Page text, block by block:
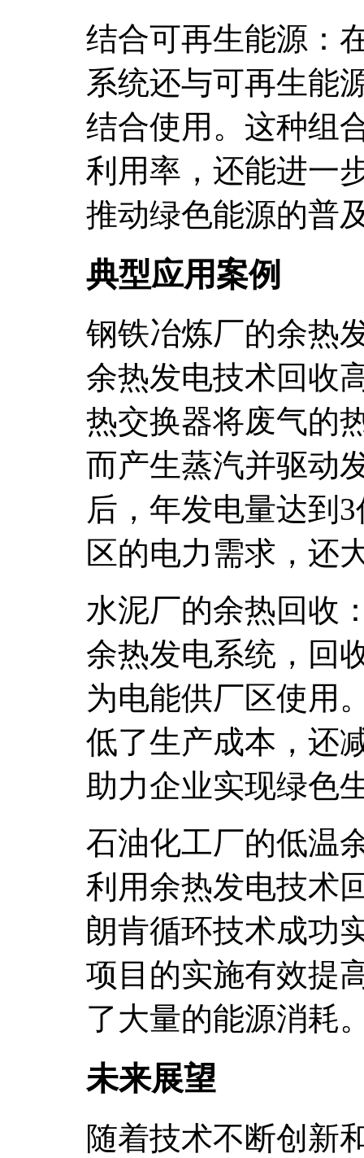
结合可再生能源：
系统还与可再生能
结合使用。这种组
利用率，还能进一
推动绿色能源的普
典型应用案例
钢铁冶炼厂的余热
余热发电技术回收
热交换器将废气的
而产生蒸汽并驱动
后，年发电量达到
区的电力需求，还
水泥厂的余热回收
余热发电系统，回
为电能供厂区使用
低了生产成本，还
助力企业实现绿色
石油化工厂的低温
利用余热发电技术
朗肯循环技术成功
项目的实施有效提
了大量的能源消耗
未来展望
随着技术不断创新